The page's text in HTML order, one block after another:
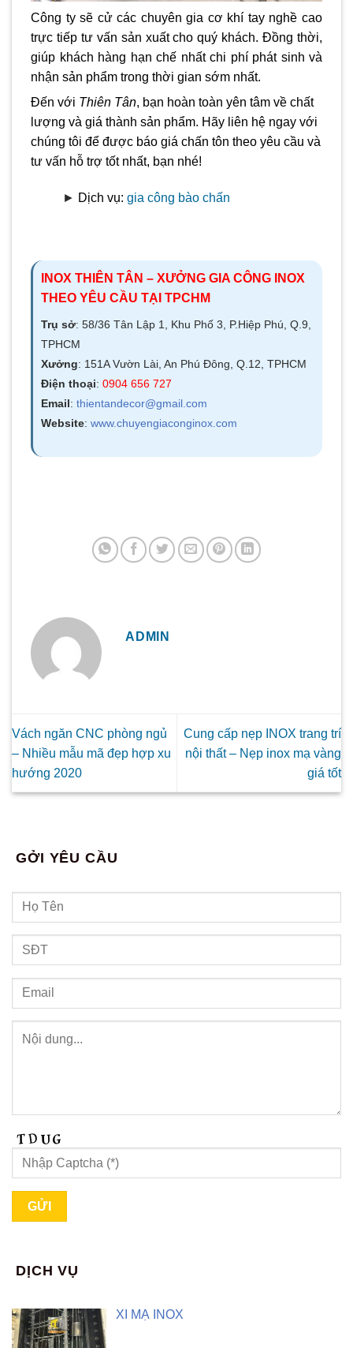
GỞI YÊU CẦU
DỊCH VỤ
XI MẠ INOX
Công ty sẽ cử các chuyên gia cơ khí tay nghề cao
trực tiếp tư vấn sản xuất cho quý khách. Đồng thời,
giúp khách hàng hạn chế nhất chi phí phát sinh và
nhận sản phẩm trong thời gian sớm nhất.
Đến với Thiên Tân, bạn hoàn toàn yên tâm về chất
lượng và giá thành sản phẩm. Hãy liên hệ ngay với
chúng tôi để được báo giá chấn tôn theo yêu cầu và
tư vấn hỗ trợ tốt nhất, bạn nhé!
► Dịch vụ: gia công bào chấn
INOX THIÊN TÂN – XƯỞNG GIA CÔNG INOX
THEO YÊU CẦU TẠI TPCHM
Trụ sở: 58/36 Tân Lập 1, Khu Phố 3, P.Hiệp Phú, Q.9,
TPHCM
Xưởng: 151A Vườn Lài, An Phú Đông, Q.12, TPHCM
Điện thoại: 0904 656 727
Email: thientandecor@gmail.com
Website: www.chuyengiaconginox.com
ADMIN
Vách ngăn CNC phòng ngủ
– Nhiều mẫu mã đẹp hợp xu
hướng 2020
Cung cấp nẹp INOX trang trí
nội thất – Nẹp inox mạ vàng
giá tốt